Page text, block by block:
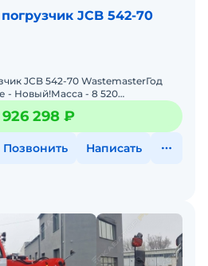
JCB 542-70
JCB 542-70 WastemasterГод
- Новый!Масса - 8 520
- 4 200 кгВысота
926 298 ₽
Позвонить Написать